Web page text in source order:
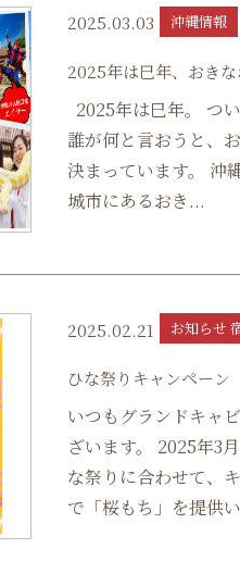
2025.03.03 沖縄情報
2025年は巳年、おきな
2025年は巳年。 つ
誰が何と言おうと、
決まっています。 沖
城市にあるおき...
2025.02.21 お知らせ
ひな祭りキャンペーン
いつもグランドキャ
ざいます。 2025年3
な祭りに合わせて、
で「桜もち」を提供